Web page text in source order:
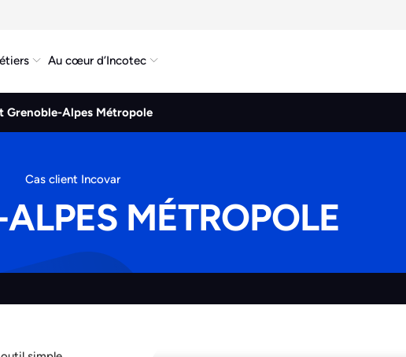
Au cœur d’Incotec
Grenoble-Alpes Métropole
Cas client Incovar
MÉTROPOLE